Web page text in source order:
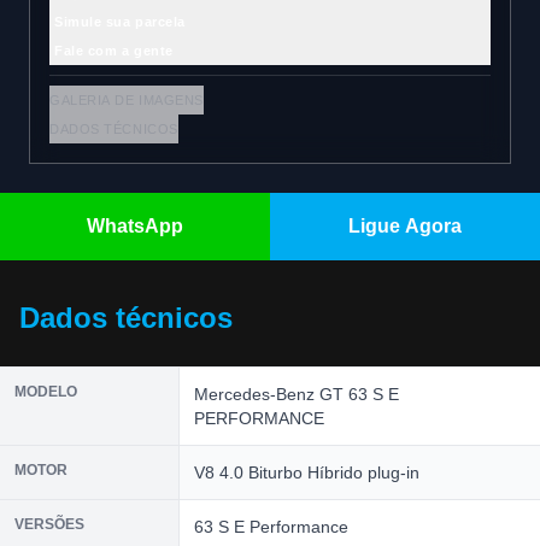
WhatsApp Ligue Agora
Dados técnicos
MODELO
Mercedes-Benz GT 63 S E
PERFORMANCE
MOTOR V8 4.0 Biturbo Híbrido plug-in
VERSÕES 63 S E Performance